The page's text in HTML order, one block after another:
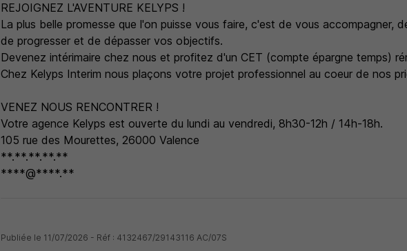
REJOIGNEZ L'AVENTURE KELYPS !
La plus belle promesse que l'on puisse vous faire, c'est de vous accompagner,
de progresser et de dépasser vos objectifs.
Devenez intérimaire chez nous et profitez d'un CET (compte épargne temps)
Chez Kelyps Interim nous plaçons votre projet professionnel au coeur de nos
VENEZ NOUS RENCONTRER !
Votre agence Kelyps est ouverte du lundi au vendredi, 8h30-12h / 14h-18h.
105 rue des Mourettes, 26000 Valence
**.**.**.**.**
****@****.**
Publiée le 11/07/2026 - Réf : 4132467/29143116 AC/07S